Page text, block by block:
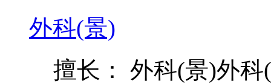
外科(景)
擅长： 外科(景)外科